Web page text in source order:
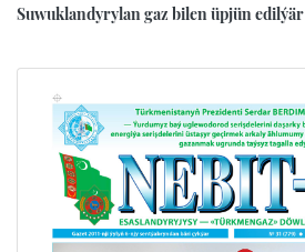
Suwuklandyrylan gaz bilen üpjün edilýär